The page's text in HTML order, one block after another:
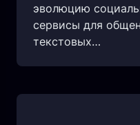
эволюцию
сервисы для
текстовых…